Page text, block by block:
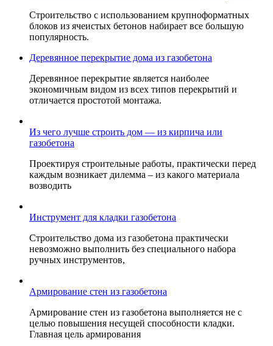
Строительство с использованием крупноформатных
блоков из ячеистых бетонов набирает все большую
популярность.
Деревянное перекрытие дома из газобетона
Деревянное перекрытие является наиболее
экономичным видом из всех типов перекрытий и
отличается простотой монтажа.
Из чего лучше строить дом — из кирпича или
газобетона
Проектируя строительные работы, практически перед
каждым возникает дилемма – из какого материала
возводить
Инструмент для кладки газобетона
Строительство дома из газобетона практически
невозможно выполнить без специального набора
ручных инструментов,
Армирование стен из газобетона
Армирование стен из газобетона выполняется не с
целью повышения несущей способности кладки.
Главная цель армирования